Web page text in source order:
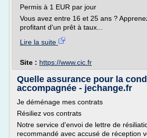
Permis à 1 EUR par jour
Vous avez entre 16 et 25 ans ?
profitant d'un prêt à taux...
Lire la suite
Site : https://www.cic.fr
Quelle assurance pour la
accompagnée - jechange.fr
Je déménage mes contrats
Résiliez vos contrats
Notre service d'envoi de lettre de
recommandé avec accusé de réception